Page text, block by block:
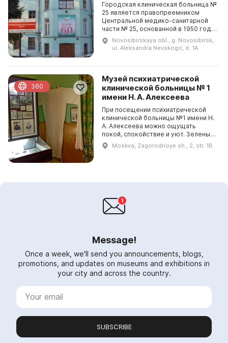
Городская клиническая больница №
25 является правопреемником
Центральной медико-санитарной
части № 25, основанной в 1950 году
для проведения обследований,
лечения и реабилитации
работников атомной про...
Novosibirskaya obl., g. Novosibirsk,
ul. Aleksandra Nevskogo, d. 1A
Музей психиатрической
клинической больницы № 1
имени Н. А. Алексеева
При посещении психиатрической
клинической больницы №1 имени Н.
А. Алексеева можно ощущать
покой, спокойствие и уют. Зеленые
газоны, извивающиеся дорожки для
прогулок, вальяжно гуляющие грачи
Moskva, Zagorodnoye sh., 2, str. 1B
360
Message!
Once a week, we'll send you announcements, blogs,
promotions, and updates on museums and exhibitions in
your city and across the country.
SUBSCRIBE